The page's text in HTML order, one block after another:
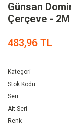
Günsan
Çerçeve - 2M
483,96 TL
Kategori
Stok Kodu
Seri
Alt Seri
Renk